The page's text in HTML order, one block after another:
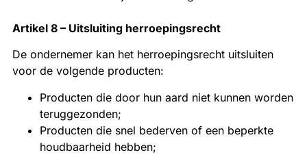
Artikel 8 – Uitsluiting herroepingsrecht
De ondernemer kan het herroepingsrecht uitsluiten
voor de volgende producten:
Producten die door hun aard niet kunnen worden
teruggezonden;
Producten die snel bederven of een beperkte
houdbaarheid hebben;